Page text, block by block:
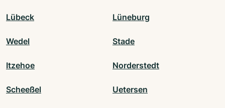
Lübeck Lüneburg
Wedel Stade
Itzehoe Norderstedt
Scheeßel Uetersen